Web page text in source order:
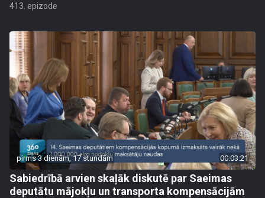
413. epizode
pirms 3 dienām, 17 stundām 00:03:21
Sabiedrībā arvien skaļāk diskutē par Saeimas
deputātu mājokļu un transporta kompensācijām